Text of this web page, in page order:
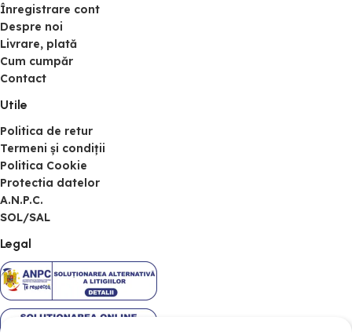
Înregistrare cont
Despre noi
Livrare, plată
Cum cumpăr
Contact
Utile
Politica de retur
Termeni și condiții
Politica Cookie
Protectia datelor
A.N.P.C.
SOL/SAL
Legal